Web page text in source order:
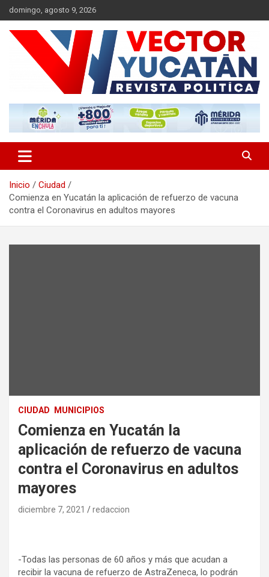
Saltar
al
contenido
domingo, agosto 9, 2026
Vector Yucatán
Inicio
Ciudad
Comienza en Yucatán la aplicación de refuerzo de vacuna
contra el Coronavirus en adultos mayores
CIUDAD MUNICIPIOS
Comienza en Yucatán la
aplicación de refuerzo de vacuna
contra el Coronavirus en adultos
mayores
diciembre 7, 2021 redaccion
-Todas las personas de 60 años y más que acudan a
recibir la vacuna de refuerzo de AstraZeneca, lo podrán